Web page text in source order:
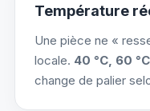
Température
Une pièce ne «
locale. 40 °C, 60
change de palier